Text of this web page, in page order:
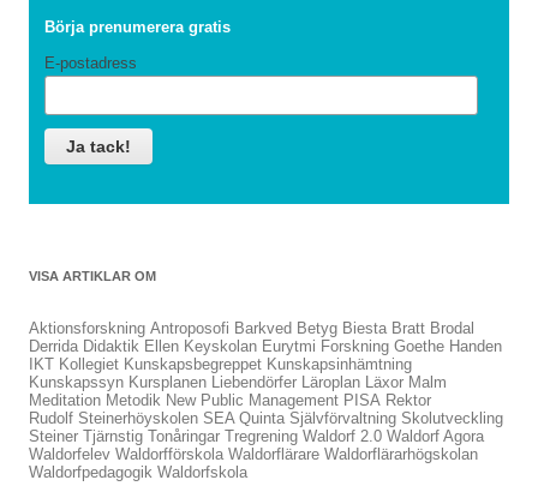
Börja prenumerera gratis
E-postadress
VISA ARTIKLAR OM
Aktionsforskning Antroposofi Barkved Betyg Biesta Bratt Brodal
Derrida Didaktik Ellen Keyskolan Eurytmi Forskning Goethe Handen
IKT Kollegiet Kunskapsbegreppet Kunskapsinhämtning
Kunskapssyn Kursplanen Liebendörfer Läroplan Läxor Malm
Meditation Metodik New Public Management PISA Rektor
Rudolf Steinerhöyskolen SEA Quinta Självförvaltning Skolutveckling
Steiner Tjärnstig Tonåringar Tregrening Waldorf 2.0 Waldorf Agora
Waldorfelev Waldorfförskola Waldorflärare Waldorflärarhögskolan
Waldorfpedagogik Waldorfskola